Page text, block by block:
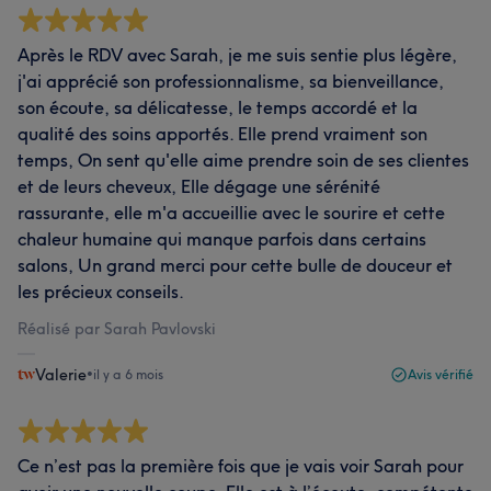
Après le RDV avec Sarah, je me suis sentie plus légère,
j'ai apprécié son professionnalisme, sa bienveillance,
son écoute, sa délicatesse, le temps accordé et la
qualité des soins apportés. Elle prend vraiment son
temps, On sent qu'elle aime prendre soin de ses clientes
et de leurs cheveux, Elle dégage une sérénité
rassurante, elle m'a accueillie avec le sourire et cette
chaleur humaine qui manque parfois dans certains
salons, Un grand merci pour cette bulle de douceur et
les précieux conseils.
Réalisé par Sarah Pavlovski
Valerie•il y a 6 mois Avis vérifié
Ce n’est pas la première fois que je vais voir Sarah pour